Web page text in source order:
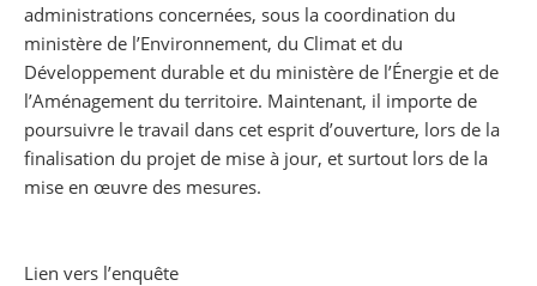
administrations concernées, sous la coordination du
ministère de l’Environnement, du Climat et du
Développement durable et du ministère de l’Énergie et de
l’Aménagement du territoire. Maintenant, il importe de
poursuivre le travail dans cet esprit d’ouverture, lors de la
finalisation du projet de mise à jour, et surtout lors de la
mise en œuvre des mesures.
Lien vers l’enquête